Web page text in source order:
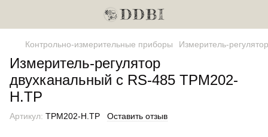
Контрольно-измерительные приборы Измеритель-регулятор
Измеритель-регулятор
двухканальный с RS-485 ТРМ202-
Н.ТР
Артикул: ТРМ202-Н.ТР Оставить отзыв